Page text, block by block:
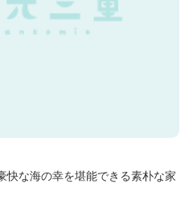
快な海の幸を堪能できる素朴な家